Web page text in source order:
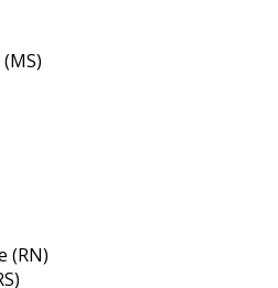
proteger o
e,
a linha de selos
para aplicações em
disponível em
simples,
operar em altas
(RN)